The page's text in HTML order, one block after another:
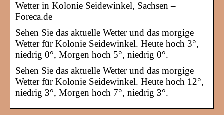
Wetter in Kolonie Seidewinkel, Sachsen –
Foreca.de
Sehen Sie das aktuelle Wetter und das morgige
Wetter für Kolonie Seidewinkel. Heute hoch 3°,
niedrig 0°, Morgen hoch 5°, niedrig 0°.
Sehen Sie das aktuelle Wetter und das morgige
Wetter für Kolonie Seidewinkel. Heute hoch 12°,
niedrig 3°, Morgen hoch 7°, niedrig 3°.